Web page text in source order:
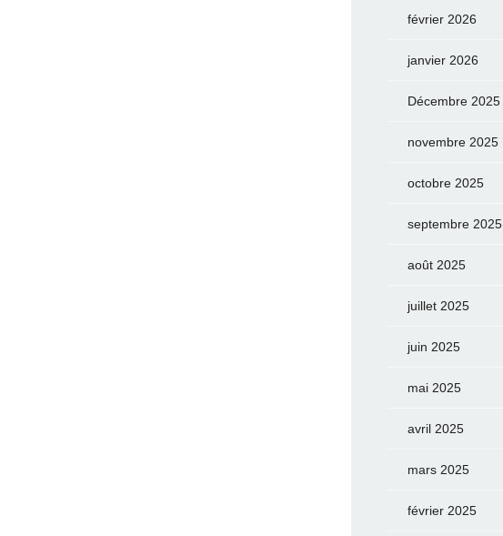
février 2026
janvier 2026
Décembre 2025
novembre 2025
octobre 2025
septembre 2025
août 2025
juillet 2025
juin 2025
mai 2025
avril 2025
mars 2025
février 2025